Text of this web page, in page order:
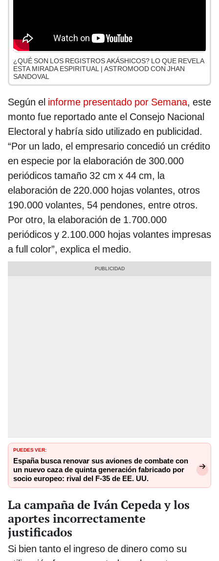
¿QUÉ SON LOS REGISTROS AKÁSHICOS? LO QUE REVELA
ESTA MIRADA ESPIRITUAL | ASTROMOOD CON JHAN
SANDOVAL
Según el informe presentado por Semana, este
monto fue reportado ante el Consejo Nacional
Electoral y habría sido utilizado en publicidad.
“Por un lado, el empresario concedió un crédito
en especie por la elaboración de 300.000
periódicos tamaño 32 cm x 44 cm, la
elaboración de 220.000 hojas volantes, otros
190.000 volantes, 54 pendones, entre otros.
Por otro, la elaboración de 1.700.000
periódicos y 2.100.000 hojas volantes impresas
a full color”, explica el medio.
PUEDES VER:
España busca renovar sus aviones de combate con
un nuevo caza de quinta generación fabricado por
socio europeo: rival del F-35 de EE. UU.
La campaña de Iván Cepeda y los
aportes incorrectamente
justificados
Si bien tanto el ingreso de dinero como su